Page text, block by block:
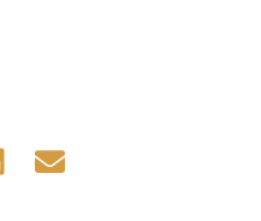
Share